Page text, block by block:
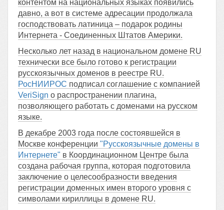
контентом на национальных языках появились
давно, а вот в системе адресации продолжала
господствовать латиница – подарок родины
Интернета - Соединенных Штатов Америки.
Несколько лет назад в национальном домене RU
технически все было готово к регистрации
русскоязычных доменов в реестре RU.
РосНИИРОС подписал соглашение с компанией
VeriSign о распространении плагина,
позволяющего работать с доменами на русском
языке.
В декабре 2003 года после состоявшейся в
Москве конференции "Русскоязычные домены в
Интернете" в Координационном Центре была
создана рабочая группа, которая подготовила
заключение о целесообразности введения
регистрации доменных имен второго уровня с
символами кириллицы в домене RU.